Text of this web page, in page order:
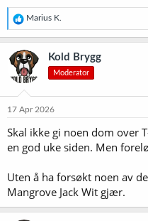
R
e
a
k
s
j
o
e
:
Marius K.
Kold Brygg
Moderator
17 Apr 2026
Skal ikke gi noen dom over
en god uke siden. Men
Uten å ha forsøkt noen av
Mangrove Jack Wit gjær.